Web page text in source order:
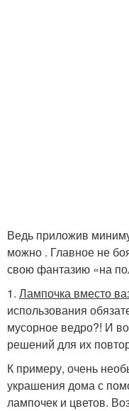
Ведь приложив
можно . Главное не
свою фантазию «на
1. Лампочка вместо
использования
мусорное ведро?! И
решений для их
К примеру, очень
украшения дома с
лампочек и цветов.